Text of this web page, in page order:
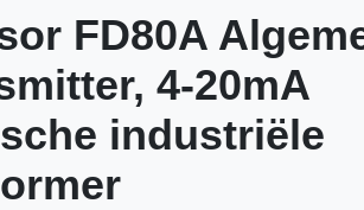
FD80A
4-20mA
industriële